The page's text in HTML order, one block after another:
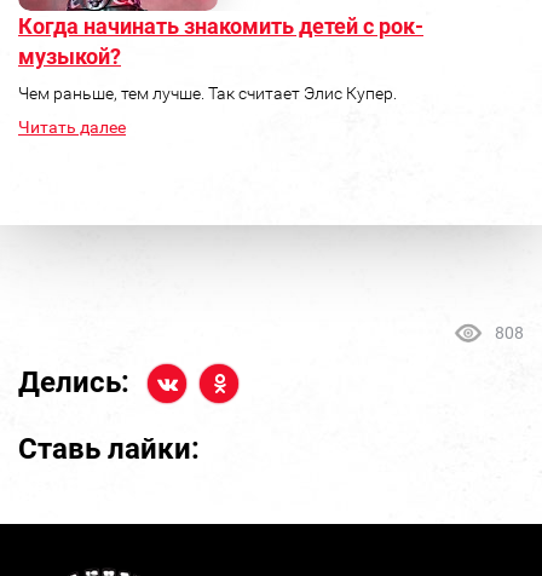
Когда начинать знакомить детей с рок-
музыкой?
Чем раньше, тем лучше. Так считает Элис Купер.
Читать далее
808
Делись:
Ставь лайки: